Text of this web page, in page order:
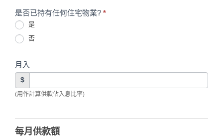
是否已持有任何住宅物業? *
是
否
月入
$
(用作計算供款佔入息比率)
每月供款額